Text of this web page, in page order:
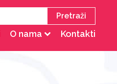
O nama Kontakti